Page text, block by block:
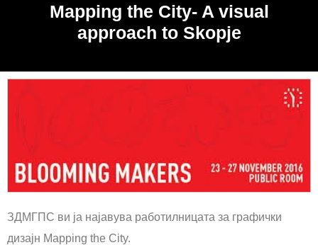
Mapping the City- A visual
approach to Skopje
ЗДМГПС ви ја најавува работилницата за графички
дизајн Mapping the City.